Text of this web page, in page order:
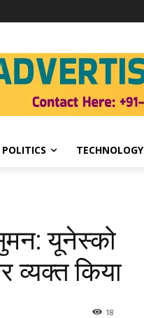
POLITICS TECHNOLOGY
यूनेस्को
व्यक्त किया
18